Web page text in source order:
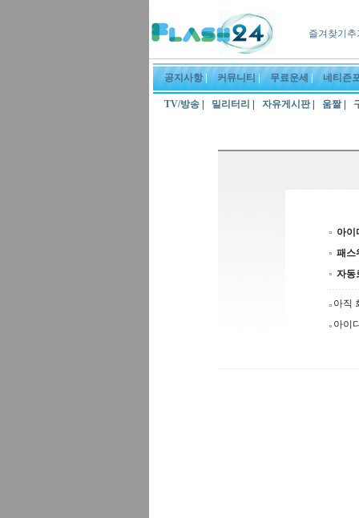
즐겨찾기
공지사항| 커뮤니티| 무료운세 |네티즌
TV/방송 밀리터리 |자유게시판| 움짤|
아이
패스
자동
아직
아이